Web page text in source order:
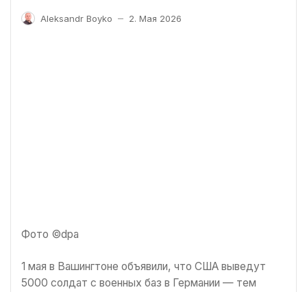
Aleksandr Boyko — 2. Мая 2026
Фото ©️dpa
1 мая в Вашингтоне объявили, что США выведут
5000 солдат с военных баз в Германии — тем